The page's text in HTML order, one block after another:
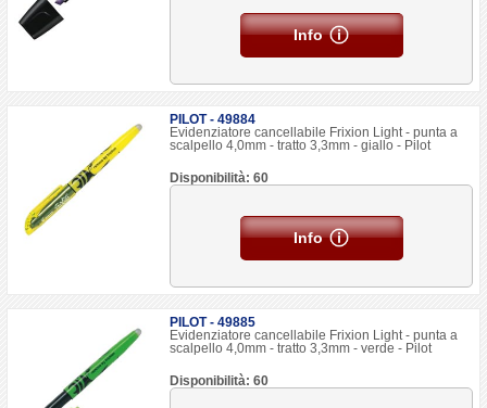
Info
PILOT - 49884
Evidenziatore cancellabile Frixion Light - punta a
scalpello 4,0mm - tratto 3,3mm - giallo - Pilot
Disponibilità: 60
Info
PILOT - 49885
Evidenziatore cancellabile Frixion Light - punta a
scalpello 4,0mm - tratto 3,3mm - verde - Pilot
Disponibilità: 60